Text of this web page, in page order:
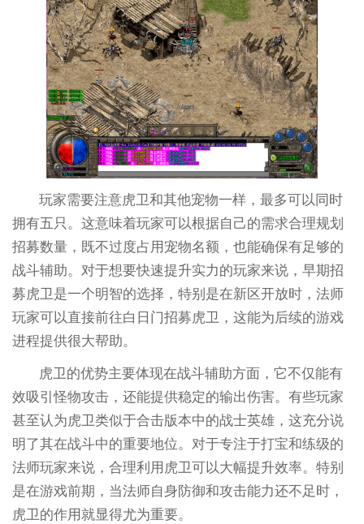
玩家需要注意虎卫和其他宠物一样，最多可以同时
拥有五只。这意味着玩家可以根据自己的需求合理规划
招募数量，既不过度占用宠物名额，也能确保有足够的
战斗辅助。对于想要快速提升实力的玩家来说，早期招
募虎卫是一个明智的选择，特别是在新区开放时，法师
玩家可以直接前往白日门招募虎卫，这能为后续的游戏
进程提供很大帮助。
虎卫的优势主要体现在战斗辅助方面，它不仅能有
效吸引怪物攻击，还能提供稳定的输出伤害。有些玩家
甚至认为虎卫类似于合击版本中的战士英雄，这充分说
明了其在战斗中的重要地位。对于专注于打宝和练级的
法师玩家来说，合理利用虎卫可以大幅提升效率。特别
是在游戏前期，当法师自身防御和攻击能力还不足时，
虎卫的作用就显得尤为重要。